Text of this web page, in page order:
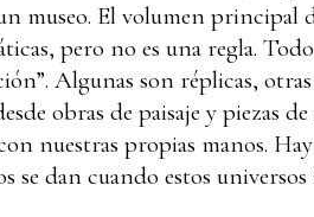
museo. El volumen principal
pero no es una regla.
Algunas son réplicas,
obras de paisaje y piezas
nuestras propias manos.
dan cuando estos